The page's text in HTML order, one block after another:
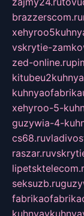
brazzerscom.ru
vskrytie-
zed-online.ru
xehyroo-5-
guzywia-4-
cs68.ru
raszar.ru
seksuzb.ru